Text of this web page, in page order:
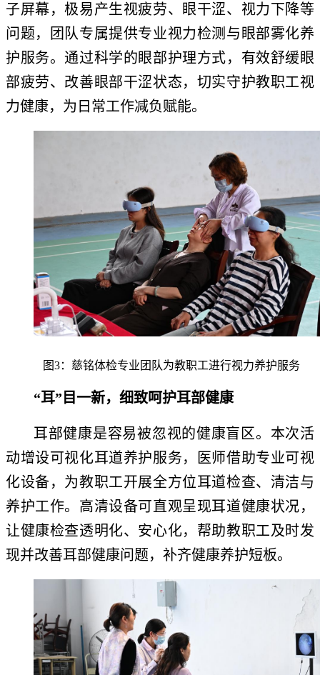
子屏幕，极易产生视疲劳、眼干涩、视力下降等
问题，团队专属提供专业视力检测与眼部雾化养
护服务。通过科学的眼部护理方式，有效舒缓眼
部疲劳、改善眼部干涩状态，切实守护教职工视
力健康，为日常工作减负赋能。
图3：慈铭体检专业团队为教职工进行视力养护服务
“耳”目一新，细致呵护耳部健康
耳部健康是容易被忽视的健康盲区。本次活
动增设可视化耳道养护服务，医师借助专业可视
化设备，为教职工开展全方位耳道检查、清洁与
养护工作。高清设备可直观呈现耳道健康状况，
让健康检查透明化、安心化，帮助教职工及时发
现并改善耳部健康问题，补齐健康养护短板。